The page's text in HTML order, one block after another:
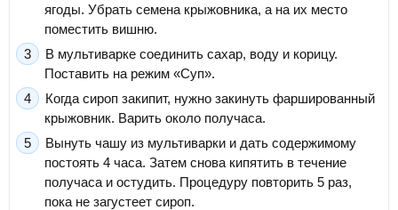
ягоды. Убрать семена крыжовника, а на их место
поместить вишню.
В мультиварке соединить сахар, воду и корицу.
Поставить на режим «Суп».
Когда сироп закипит, нужно закинуть фаршированный
крыжовник. Варить около получаса.
Вынуть чашу из мультиварки и дать содержимому
постоять 4 часа. Затем снова кипятить в течение
получаса и остудить. Процедуру повторить 5 раз,
пока не загустеет сироп.